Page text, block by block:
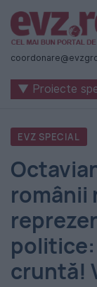
Știri
naționale
România
-
Evenimentul
Zilei
▼ Proiecte
EVZ SPECIAL
românii
politice:
cruntă!